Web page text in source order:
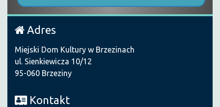
Adres
Miejski Dom Kultury w Brzezinach
ul. Sienkiewicza 10/12
95-060 Brzeziny
Kontakt